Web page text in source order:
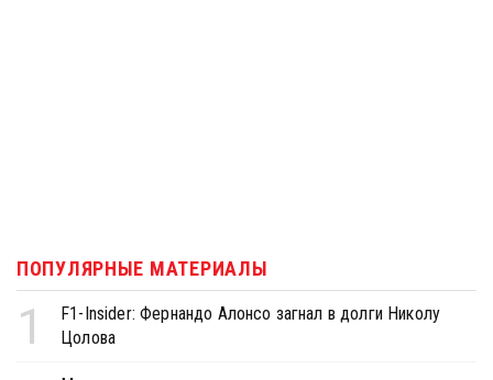
ПОПУЛЯРНЫЕ МАТЕРИАЛЫ
1
F1-Insider: Фернандо Алонсо загнал в долги Николу
Цолова